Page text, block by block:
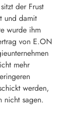
der Frust
und damit
wurde ihm
von E.ON
mehr
werden,
nicht sagen.